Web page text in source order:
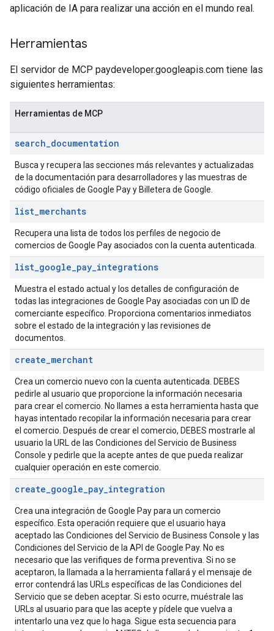
aplicación de IA para realizar una acción en el mundo real.
Herramientas
El servidor de MCP paydeveloper.googleapis.com tiene las
siguientes herramientas:
Herramientas de MCP
search_documentation
Busca y recupera las secciones más relevantes y actualizadas
de la documentación para desarrolladores y las muestras de
código oficiales de Google Pay y Billetera de Google.
list_merchants
Recupera una lista de todos los perfiles de negocio de
comercios de Google Pay asociados con la cuenta autenticada.
list_google_pay_integrations
Muestra el estado actual y los detalles de configuración de
todas las integraciones de Google Pay asociadas con un ID de
comerciante específico. Proporciona comentarios inmediatos
sobre el estado de la integración y las revisiones de
documentos.
create_merchant
Crea un comercio nuevo con la cuenta autenticada. DEBES
pedirle al usuario que proporcione la información necesaria
para crear el comercio. No llames a esta herramienta hasta que
hayas intentado recopilar la información necesaria para crear
el comercio. Después de crear el comercio, DEBES mostrarle al
usuario la URL de las Condiciones del Servicio de Business
Console y pedirle que la acepte antes de que pueda realizar
cualquier operación en este comercio.
create_google_pay_integration
Crea una integración de Google Pay para un comercio
específico. Esta operación requiere que el usuario haya
aceptado las Condiciones del Servicio de Business Console y las
Condiciones del Servicio de la API de Google Pay. No es
necesario que las verifiques de forma preventiva. Si no se
aceptaron, la llamada a la herramienta fallará y el mensaje de
error contendrá las URLs específicas de las Condiciones del
Servicio que se deben aceptar. Si esto ocurre, muéstrale las
URLs al usuario para que las acepte y pídele que vuelva a
intentarlo una vez que lo haga. Sigue esta secuencia para